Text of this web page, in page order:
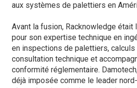
aux systèmes de palettiers en
Avant la fusion, Racknowledge était
pour son expertise technique en
en inspections de palettiers, calculs
consultation technique et
conformité réglementaire.
déjà imposée comme le leader